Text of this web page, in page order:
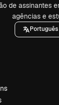
de assinantes
agências e
Português